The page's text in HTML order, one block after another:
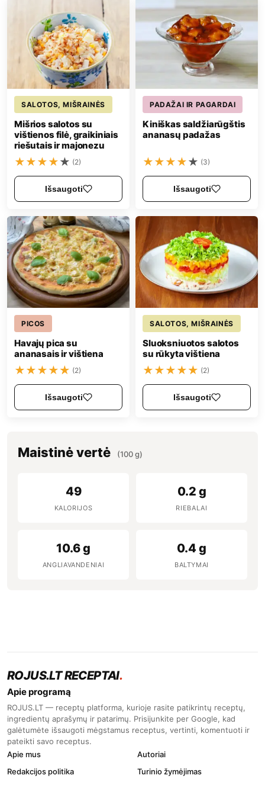
SALOTOS, MIŠRAINĖS
Mišrios salotos su
vištienos filė, graikiniais
riešutais ir majonezu
★★★★★ (2)
Išsaugoti
PADAŽAI IR PAGARDAI
Kiniškas saldžiarūgštis
ananasų padažas
★★★★★ (3)
Išsaugoti
PICOS
Havajų pica su
ananasais ir vištiena
★★★★★ (2)
Išsaugoti
SALOTOS, MIŠRAINĖS
Sluoksniuotos salotos
su rūkyta vištiena
★★★★★ (2)
Išsaugoti
Maistinė vertė (100 g)
49
KALORIJOS
0.2 g
RIEBALAI
10.6 g
ANGLIAVANDENIAI
0.4 g
BALTYMAI
ROJUS.LT RECEPTAI.
Apie programą
ROJUS.LT — receptų platforma, kurioje rasite patikrintų receptų,
ingredientų aprašymų ir patarimų. Prisijunkite per Google, kad
galėtumėte išsaugoti mėgstamus receptus, vertinti, komentuoti ir
pateikti savo receptus.
Apie mus
Autoriai
Redakcijos politika
Turinio žymėjimas